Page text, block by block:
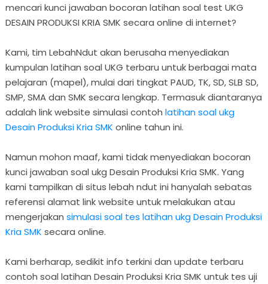
mencari kunci jawaban bocoran latihan soal test UKG
DESAIN PRODUKSI KRIA SMK secara online di internet?
Kami, tim LebahNdut akan berusaha menyediakan
kumpulan latihan soal UKG terbaru untuk berbagai mata
pelajaran (mapel), mulai dari tingkat PAUD, TK, SD, SLB SD,
SMP, SMA dan SMK secara lengkap. Termasuk diantaranya
adalah link website simulasi contoh latihan soal ukg
Desain Produksi Kria SMK online tahun ini.
Namun mohon maaf, kami tidak menyediakan bocoran
kunci jawaban soal ukg Desain Produksi Kria SMK. Yang
kami tampilkan di situs lebah ndut ini hanyalah sebatas
referensi alamat link website untuk melakukan atau
mengerjakan simulasi soal tes latihan ukg Desain Produksi
Kria SMK secara online.
Kami berharap, sedikit info terkini dan update terbaru
contoh soal latihan Desain Produksi Kria SMK untuk tes uji